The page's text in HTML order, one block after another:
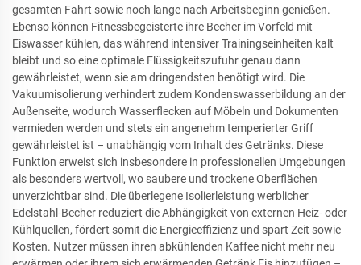
gesamten Fahrt sowie noch lange nach Arbeitsbeginn genießen.
Ebenso können Fitnessbegeisterte ihre Becher im Vorfeld mit
Eiswasser kühlen, das während intensiver Trainingseinheiten kalt
bleibt und so eine optimale Flüssigkeitszufuhr genau dann
gewährleistet, wenn sie am dringendsten benötigt wird. Die
Vakuumisolierung verhindert zudem Kondenswasserbildung an der
Außenseite, wodurch Wasserflecken auf Möbeln und Dokumenten
vermieden werden und stets ein angenehm temperierter Griff
gewährleistet ist – unabhängig vom Inhalt des Getränks. Diese
Funktion erweist sich insbesondere in professionellen Umgebungen
als besonders wertvoll, wo saubere und trockene Oberflächen
unverzichtbar sind. Die überlegene Isolierleistung werblicher
Edelstahl-Becher reduziert die Abhängigkeit von externen Heiz- oder
Kühlquellen, fördert somit die Energieeffizienz und spart Zeit sowie
Kosten. Nutzer müssen ihren abkühlenden Kaffee nicht mehr neu